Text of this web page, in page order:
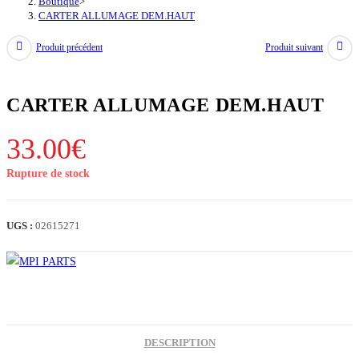
CARTER ALLUMAGE DEM.HAUT
Produit précédent Produit suivant
CARTER ALLUMAGE DEM.HAUT
33.00€
Rupture de stock
UGS : 02615271
DESCRIPTION